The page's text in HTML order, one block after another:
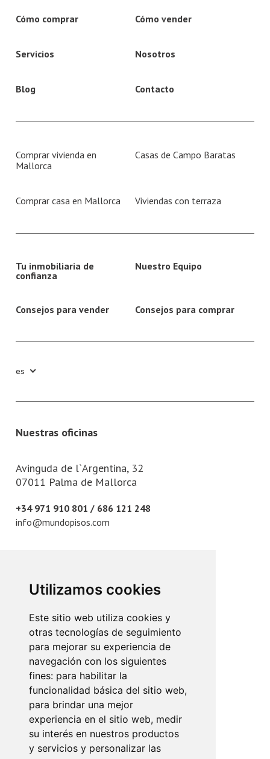
Utilizamos cookies
Este sitio web utiliza cookies y
otras tecnologías de seguimiento
para mejorar su experiencia de
navegación con los siguientes
fines: para habilitar la
funcionalidad básica del sitio web,
para brindar una mejor
experiencia en el sitio web, medir
su interés en nuestros productos
y servicios y personalizar las
Cómo comprar Cómo vender
Servicios Nosotros
Blog Contacto
Comprar vivienda en
Mallorca
Casas de Campo Baratas
Comprar casa en Mallorca Viviendas con terraza
Tu inmobiliaria de
confianza
Nuestro Equipo
Consejos para vender Consejos para comprar
es
Nuestras oficinas
Avinguda de l`Argentina, 32
07011 Palma de Mallorca
+34 971 910 801 / 686 121 248
info@mundopisos.com
Plaza París, 3
07010 Palma de Mallorca
+34 971 902 011
info@mundopisos.com
Lope de Vega, 2
07013 Palma de Mallorca